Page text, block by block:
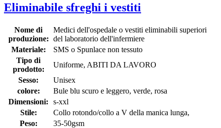
Eliminabile sfreghi i vestiti
Nome di
produzione:
Medici dell'ospedale o vestiti eliminabili superiori
del laboratorio dell'infermiere
Materiale:
SMS o Spunlace non tessuto
Tipo di
prodotto:
Uniforme, ABITI DA LAVORO
Sesso:
Unisex
colore:
Bule blu scuro e leggero, verde, rosa
Dimensioni:
s-xxl
Stile:
Collo rotondo/collo a V della manica lunga,
Peso:
35-50gsm